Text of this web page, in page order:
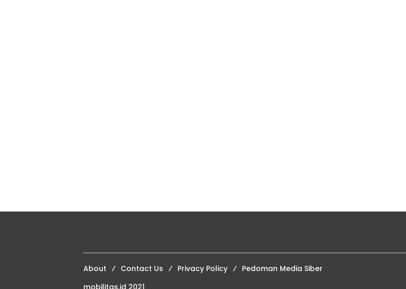
About Contact Us Privacy Policy
Pedoman Media Siber
mobilitas.id 2021